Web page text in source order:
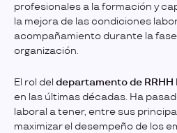
profesionales a la formación y
la mejora de las condiciones
acompañamiento durante la
organización.
El rol del departamento de RRHH
en las últimas décadas. Ha
laboral a tener, entre sus
maximizar el desempeño de los